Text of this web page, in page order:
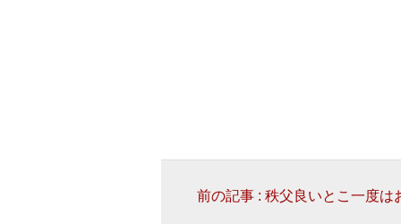
前の記事 : 秩父良いとこ一度